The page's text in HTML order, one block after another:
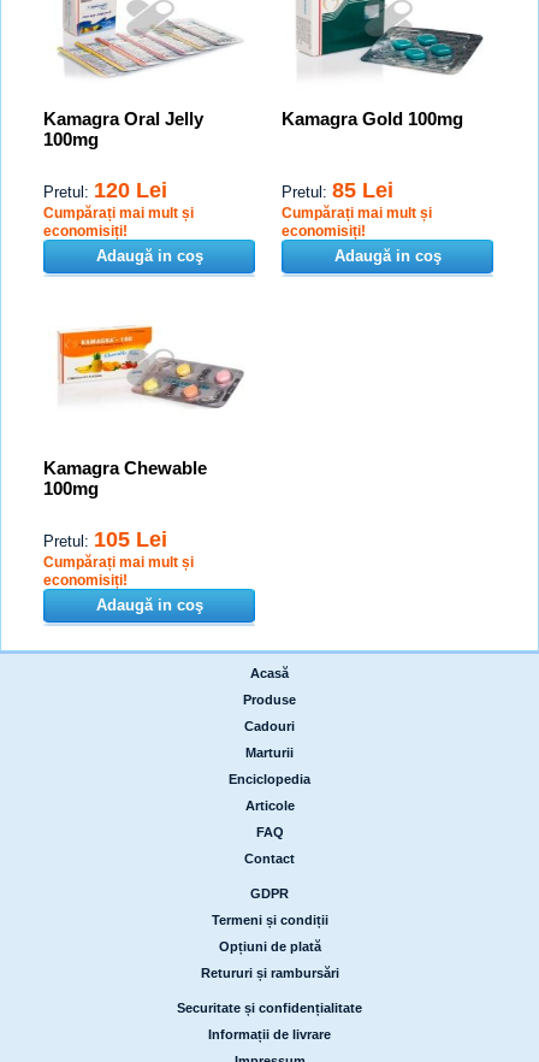
Kamagra Oral Jelly
100mg
Pretul: 120 Lei
Cumpărați mai mult și
economisiți!
Adaugă in coş
Kamagra Gold 100mg
Pretul: 85 Lei
Cumpărați mai mult și
economisiți!
Adaugă in coş
Kamagra Chewable
100mg
Pretul: 105 Lei
Cumpărați mai mult și
economisiți!
Adaugă in coş
Acasă
Produse
Cadouri
Marturii
Enciclopedia
Articole
FAQ
Contact
GDPR
Termeni și condiții
Opțiuni de plată
Retururi și rambursări
Securitate și confidențialitate
Informații de livrare